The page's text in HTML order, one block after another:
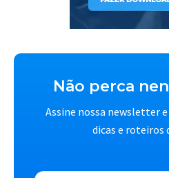
Não perca
Assine nossa newsletter
dicas e roteiros
E-